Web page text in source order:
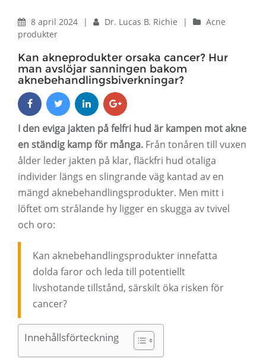
8 april 2024 | Dr. Lucas B. Richie |
Acne
produkter
Kan akneprodukter orsaka cancer? Hur
man avslöjar sanningen bakom
aknebehandlingsbiverkningar?
I den eviga jakten på felfri hud är kampen mot akne
en ständig kamp för många. Från tonåren till vuxen
ålder leder jakten på klar, fläckfri hud otaliga
individer längs en slingrande väg kantad av en
mängd aknebehandlingsprodukter. Men mitt i
löftet om strålande hy ligger en skugga av tvivel
och oro:
Kan aknebehandlingsprodukter innefatta
dolda faror och leda till potentiellt
livshotande tillstånd, särskilt öka risken för
cancer?
Innehållsförteckning